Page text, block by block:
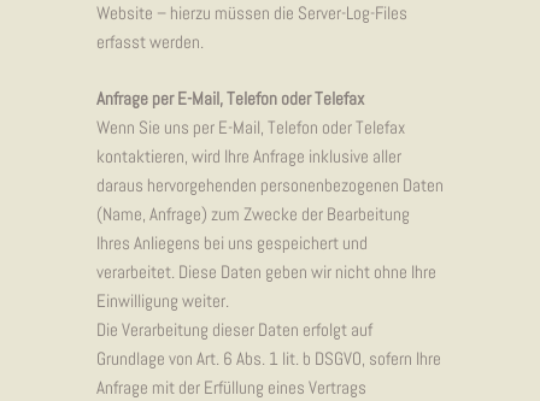
Website – hierzu müssen die Server-Log-Files
erfasst werden.
Anfrage per E-Mail, Telefon oder Telefax
Wenn Sie uns per E-Mail, Telefon oder Telefax
kontaktieren, wird Ihre Anfrage inklusive aller
daraus hervorgehenden personenbezogenen Daten
(Name, Anfrage) zum Zwecke der Bearbeitung
Ihres Anliegens bei uns gespeichert und
verarbeitet. Diese Daten geben wir nicht ohne Ihre
Einwilligung weiter.
Die Verarbeitung dieser Daten erfolgt auf
Grundlage von Art. 6 Abs. 1 lit. b DSGVO, sofern Ihre
Anfrage mit der Erfüllung eines Vertrags